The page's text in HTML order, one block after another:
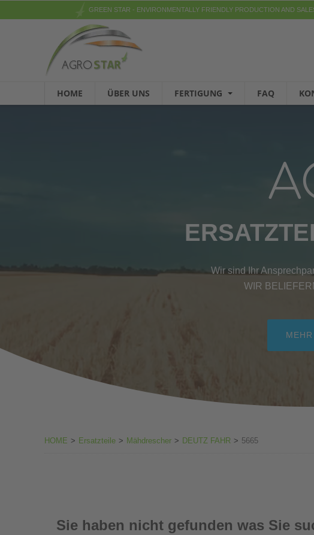
GREEN STAR - ENVIRONMENTALLY FRIENDLY PRODUCTION AND
HOME ÜBER UNS FERTIGUNG FAQ
Wir sind Ihr
WIR
HOME > Ersatzteile > Mähdrescher > DEUTZ FAHR > 5665
Sie haben nicht gefunden was Sie